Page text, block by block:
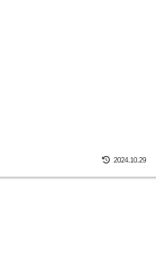
2024.10.29